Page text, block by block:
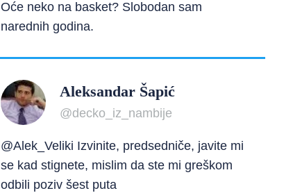
Oće neko na basket? Slobodan sam
narednih godina.
Aleksandar Šapić
@decko_iz_nambije
@Alek_Veliki Izvinite, predsedniče, javite mi
se kad stignete, mislim da ste mi greškom
odbili poziv šest puta